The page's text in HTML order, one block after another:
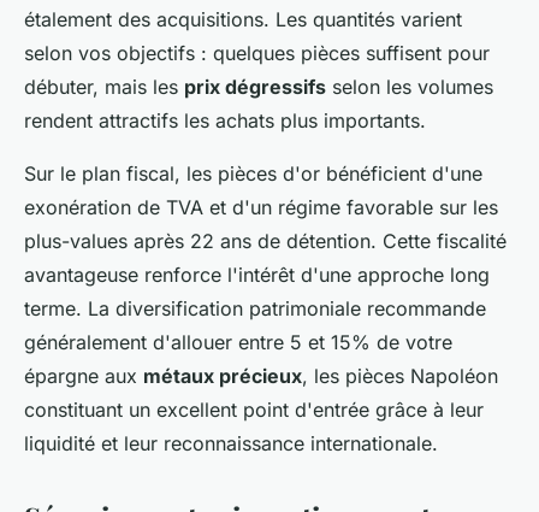
étalement des acquisitions. Les quantités varient
selon vos objectifs : quelques pièces suffisent pour
débuter, mais les prix dégressifs selon les volumes
rendent attractifs les achats plus importants.
Sur le plan fiscal, les pièces d'or bénéficient d'une
exonération de TVA et d'un régime favorable sur les
plus-values après 22 ans de détention. Cette fiscalité
avantageuse renforce l'intérêt d'une approche long
terme. La diversification patrimoniale recommande
généralement d'allouer entre 5 et 15% de votre
épargne aux métaux précieux, les pièces Napoléon
constituant un excellent point d'entrée grâce à leur
liquidité et leur reconnaissance internationale.